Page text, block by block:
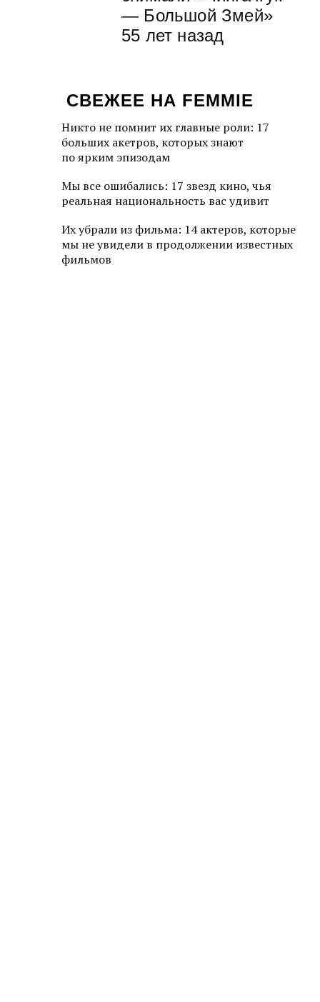
— Большой Змей»
55 лет назад
СВЕЖЕЕ НА FEMMIE
Никто не помнит их главные роли: 17
больших акетров, которых знают
по ярким эпизодам
Мы все ошибались: 17 звезд кино, чья
реальная национальность вас удивит
Их убрали из фильма: 14 актеров, которые
мы не увидели в продолжении известных
фильмов